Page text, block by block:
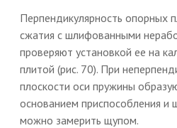
Перпендикулярность опорных
сжатия с шлифованными
проверяют установкой ее на
плитой (рис. 70). При
плоскости оси пружины
основанием приспособления
можно замерить щупом.